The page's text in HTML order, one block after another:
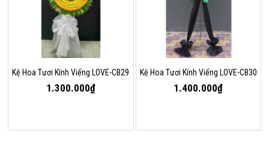
Kệ Hoa Tươi Kính Viếng LOVE-CB29
1.300.000₫
Kệ Hoa Tươi Kính Viếng LOVE-CB30
1.400.000₫